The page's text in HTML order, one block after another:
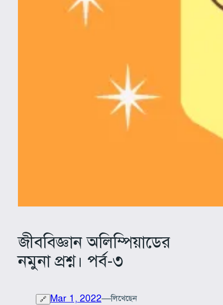
জীববিজ্ঞান অলিম্পিয়াডের
নমুনা প্রশ্ন। পর্ব-৩
🔗 Mar 1, 2022—লিখেছেন